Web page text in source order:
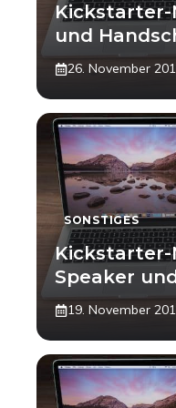
Kickstarter-
und
26. November
SONSTIGES
Kickstarter-
Speaker
19. November